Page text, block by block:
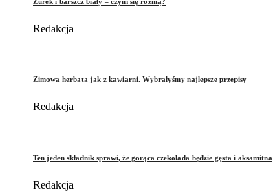
Redakcja
Zimowa herbata jak z kawiarni. Wybrałyśmy najlepsze przepisy
Redakcja
Ten jeden składnik sprawi, że gorąca czekolada będzie gęsta i aksamitna
Redakcja